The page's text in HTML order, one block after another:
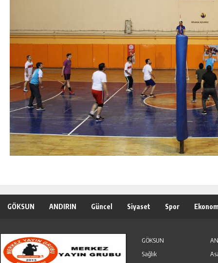
GÖKSUN ANDIRIN Güncel Siyaset Spor
GÖKSUN
Sağlık